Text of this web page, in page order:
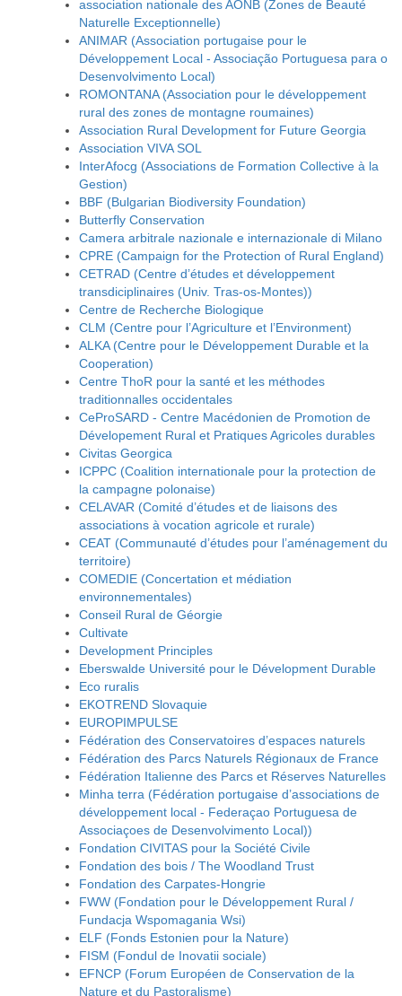
association nationale des AONB (Zones de Beauté
Naturelle Exceptionnelle)
ANIMAR (Association portugaise pour le
Développement Local - Associação Portuguesa para o
Desenvolvimento Local)
ROMONTANA (Association pour le développement
rural des zones de montagne roumaines)
Association Rural Development for Future Georgia
Association VIVA SOL
InterAfocg (Associations de Formation Collective à la
Gestion)
BBF (Bulgarian Biodiversity Foundation)
Butterfly Conservation
Camera arbitrale nazionale e internazionale di Milano
CPRE (Campaign for the Protection of Rural England)
CETRAD (Centre d’études et développement
transdiciplinaires (Univ. Tras-os-Montes))
Centre de Recherche Biologique
CLM (Centre pour l’Agriculture et l’Environment)
ALKA (Centre pour le Développement Durable et la
Cooperation)
Centre ThoR pour la santé et les méthodes
traditionnalles occidentales
CeProSARD - Centre Macédonien de Promotion de
Dévelopement Rural et Pratiques Agricoles durables
Civitas Georgica
ICPPC (Coalition internationale pour la protection de
la campagne polonaise)
CELAVAR (Comité d’études et de liaisons des
associations à vocation agricole et rurale)
CEAT (Communauté d’études pour l’aménagement du
territoire)
COMEDIE (Concertation et médiation
environnementales)
Conseil Rural de Géorgie
Cultivate
Development Principles
Eberswalde Université pour le Dévelopment Durable
Eco ruralis
EKOTREND Slovaquie
EUROPIMPULSE
Fédération des Conservatoires d’espaces naturels
Fédération des Parcs Naturels Régionaux de France
Fédération Italienne des Parcs et Réserves Naturelles
Minha terra (Fédération portugaise d’associations de
développement local - Federaçao Portuguesa de
Associaçoes de Desenvolvimento Local))
Fondation CIVITAS pour la Société Civile
Fondation des bois / The Woodland Trust
Fondation des Carpates-Hongrie
FWW (Fondation pour le Développement Rural /
Fundacja Wspomagania Wsi)
ELF (Fonds Estonien pour la Nature)
FISM (Fondul de Inovatii sociale)
EFNCP (Forum Européen de Conservation de la
Nature et du Pastoralisme)